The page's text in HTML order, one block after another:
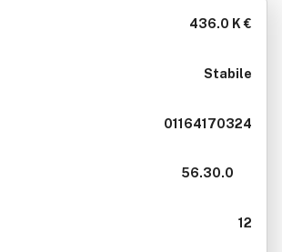
436.0 K €
Stabile
01164170324
56.30.0
12